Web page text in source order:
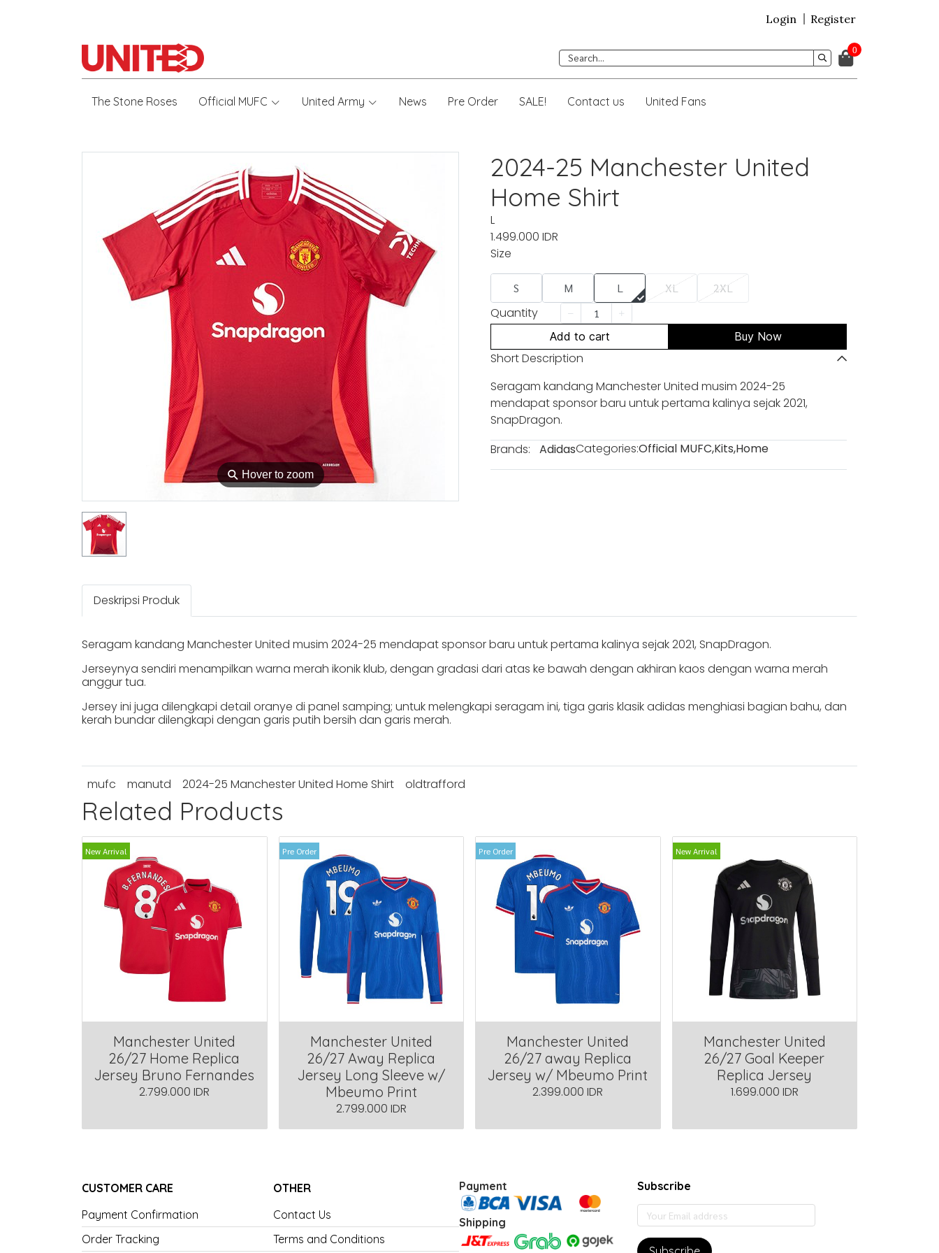
Login Register
0
The Stone Roses Official MUFC United Army News Pre Order SALE! Contact us United Fans
⚲ Hover to zoom
2024-25 Manchester United
Home Shirt
L
1.499.000 IDR
Size
S M L XL 2XL
Quantity
Add to cart Buy Now
Short Description
Seragam kandang Manchester United musim 2024-25
mendapat sponsor baru untuk pertama kalinya sejak 2021,
SnapDragon.
Brands:
AdidasCategories:Official MUFC,Kits,Home
Deskripsi Produk
Seragam kandang Manchester United musim 2024-25 mendapat sponsor baru untuk pertama kalinya sejak 2021, SnapDragon.
Jerseynya sendiri menampilkan warna merah ikonik klub, dengan gradasi dari atas ke bawah dengan akhiran kaos dengan warna merah
anggur tua.
Jersey ini juga dilengkapi detail oranye di panel samping; untuk melengkapi seragam ini, tiga garis klasik adidas menghiasi bagian bahu, dan
kerah bundar dilengkapi dengan garis putih bersih dan garis merah.
mufc manutd 2024-25 Manchester United Home Shirt oldtrafford
Related Products
New Arrival
Manchester United
26/27 Home Replica
Jersey Bruno Fernandes
2.799.000 IDR
Pre Order
Manchester United
26/27 Away Replica
Jersey Long Sleeve w/
Mbeumo Print
2.799.000 IDR
Pre Order
Manchester United
26/27 away Replica
Jersey w/ Mbeumo Print
2.399.000 IDR
New Arrival
Manchester United
26/27 Goal Keeper
Replica Jersey
1.699.000 IDR
CUSTOMER CARE
Payment Confirmation
Order Tracking
OTHER
Contact Us
Terms and Conditions
Payment
Shipping
Subscribe